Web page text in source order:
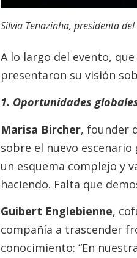
Silvia Tenazinha, presidenta
A lo largo del evento,
presentaron su visión
1. Oportunidades
Marisa Bircher, founder
sobre el nuevo
un esquema complejo y
haciendo. Falta que
Guibert Englebienne,
compañía a trascender
conocimiento: “En